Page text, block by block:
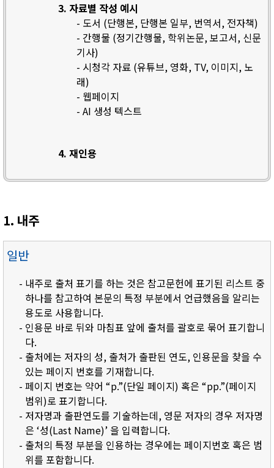
3. 자료별 작성 예시
- 도서 (단행본, 단행본 일부, 번역서, 전자책)
- 간행물 (정기간행물, 학위논문, 보고서, 신문
기사)
- 시청각 자료 (유튜브, 영화, TV, 이미지, 노
래)
- 웹페이지
- AI 생성 텍스트
4. 재인용
1. 내주
일반
- 내주로 출처 표기를 하는 것은 참고문헌에 표기된 리스트 중
하나를 참고하여 본문의 특정 부분에서 언급했음을 알리는
용도로 사용합니다.
- 인용문 바로 뒤와 마침표 앞에 출처를 괄호로 묶어 표기합니
다.
- 출처에는 저자의 성, 출처가 출판된 연도, 인용문을 찾을 수
있는 페이지 번호를 기재합니다.
- 페이지 번호는 약어 “p.”(단일 페이지) 혹은 “pp.”(페이지
범위)로 표기합니다.
- 저자명과 출판연도를 기술하는데, 영문 저자의 경우 저자명
은 ‘성(Last Name)’ 을 입력합니다.
- 출처의 특정 부분을 인용하는 경우에는 페이지번호 혹은 범
위를 포함합니다.